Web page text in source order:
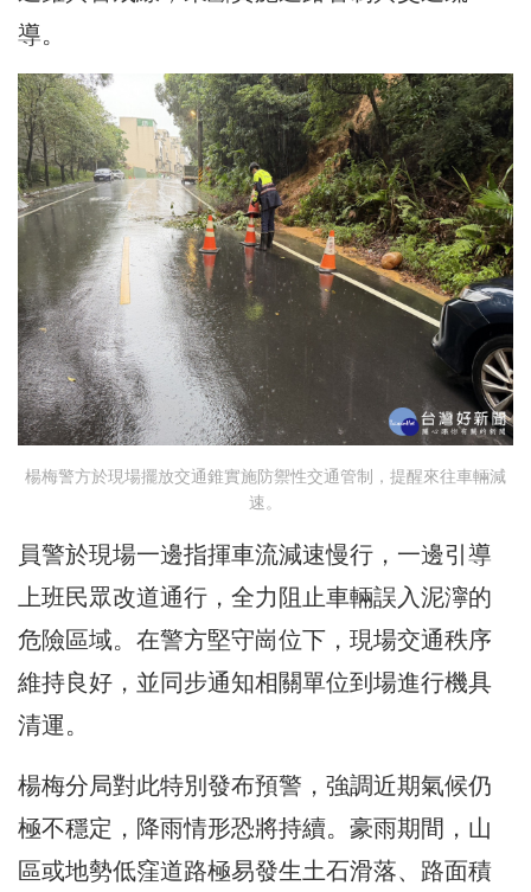
導。
楊梅警方於現場擺放交通錐實施防禦性交通管制，提醒來往車輛減
速。
員警於現場一邊指揮車流減速慢行，一邊引導
上班民眾改道通行，全力阻止車輛誤入泥濘的
危險區域。在警方堅守崗位下，現場交通秩序
維持良好，並同步通知相關單位到場進行機具
清運。
楊梅分局對此特別發布預警，強調近期氣候仍
極不穩定，降雨情形恐將持續。豪雨期間，山
區或地勢低窪道路極易發生土石滑落、路面積